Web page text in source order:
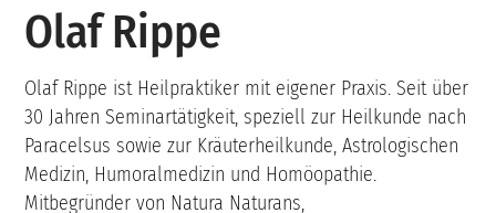
Olaf Rippe
Olaf Rippe ist Heilpraktiker mit eigener Praxis. Seit über
30 Jahren Seminartätigkeit, speziell zur Heilkunde nach
Paracelsus sowie zur Kräuterheilkunde, Astrologischen
Medizin, Humoralmedizin und Homöopathie.
Mitbegründer von Natura Naturans,